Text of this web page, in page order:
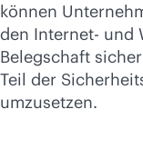
können
den Internet- und
Belegschaft
Teil der
umzusetzen.